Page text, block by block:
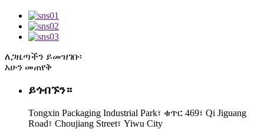
ለጋዜጣችን ይመዝገቡ፡
አሁን መጠየቅ
ይጎብኙን።
Tongxin Packaging Industrial Park፣ ቁጥር 469፣ Qi Jiguang
Road፣ Choujiang Street፣ Yiwu City